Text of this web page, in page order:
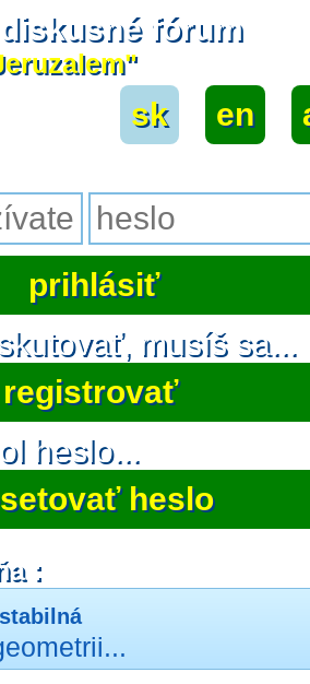
fórum
sk en
musíš sa...
registrovať
heslo...
heslo
: